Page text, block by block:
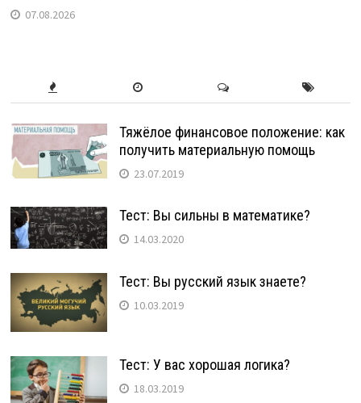
07.08.2026
Тяжёлое финансовое положение: как
получить материальную помощь
23.07.2019
Тест: Вы сильны в математике?
14.03.2020
Тест: Вы русский язык знаете?
10.03.2019
Тест: У вас хорошая логика?
18.03.2019